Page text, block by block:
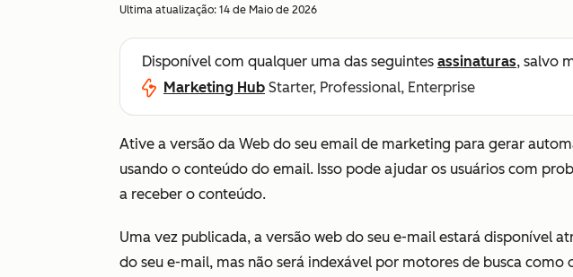
Ultima atualização: 14 de Maio de 2026
Disponível com qualquer uma das seguintes assinaturas, salvo
Marketing Hub Starter, Professional, Enterprise
Ative a versão da Web do seu email de marketing para gerar
usando o conteúdo do email. Isso pode ajudar os usuários com
a receber o conteúdo.
Uma vez publicada, a versão web do seu e-mail estará disponível
do seu e-mail, mas não será indexável por motores de busca como